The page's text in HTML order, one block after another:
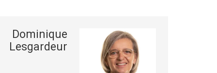
Dominique
Lesgardeur